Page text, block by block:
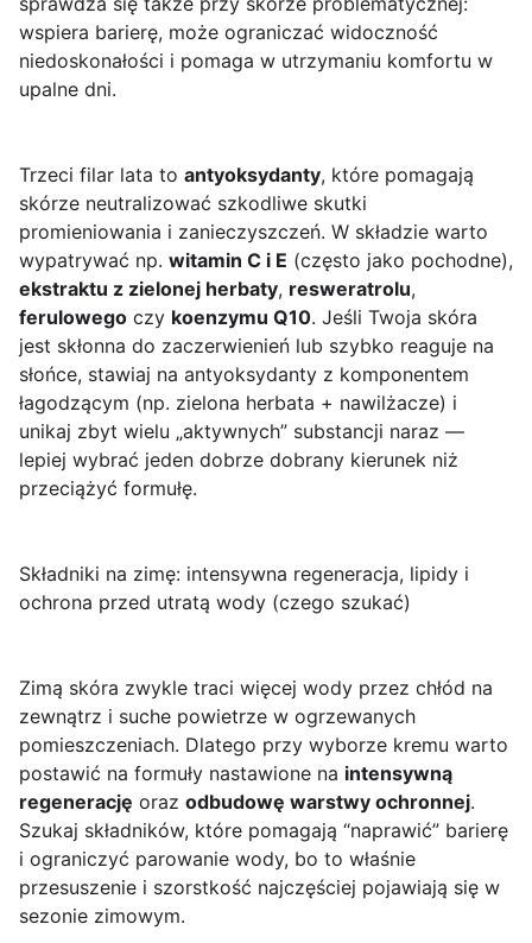
wspiera barierę, może ograniczać widoczność
niedoskonałości i pomaga w utrzymaniu komfortu w
upalne dni.
Trzeci filar lata to antyoksydanty, które pomagają
skórze neutralizować szkodliwe skutki
promieniowania i zanieczyszczeń. W składzie warto
wypatrywać np. witamin C i E (często jako pochodne),
ekstraktu z zielonej herbaty, resweratrolu,
ferulowego czy koenzymu Q10. Jeśli Twoja skóra
jest skłonna do zaczerwienień lub szybko reaguje na
słońce, stawiaj na antyoksydanty z komponentem
łagodzącym (np. zielona herbata + nawilżacze) i
unikaj zbyt wielu „aktywnych” substancji naraz —
lepiej wybrać jeden dobrze dobrany kierunek niż
przeciążyć formułę.
Składniki na zimę: intensywna regeneracja, lipidy i
ochrona przed utratą wody (czego szukać)
Zimą skóra zwykle traci więcej wody przez chłód na
zewnątrz i suche powietrze w ogrzewanych
pomieszczeniach. Dlatego przy wyborze kremu warto
postawić na formuły nastawione na intensywną
regenerację oraz odbudowę warstwy ochronnej.
Szukaj składników, które pomagają “naprawić” barierę
i ograniczyć parowanie wody, bo to właśnie
przesuszenie i szorstkość najczęściej pojawiają się w
sezonie zimowym.